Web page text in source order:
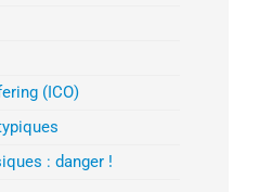
(ICO)
: danger !